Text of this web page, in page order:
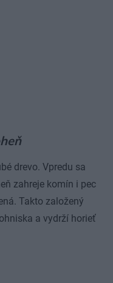
drevo. Vpredu sa
zahreje komín i pec
Takto založený
a vydrží horieť